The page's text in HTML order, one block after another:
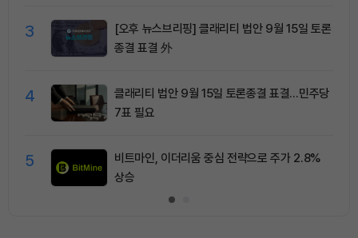
3
[오후 뉴스브리핑] 클래리티 법안 9월 15일 토론
종결 표결 外
4
클래리티 법안 9월 15일 토론종결 표결…민주당
7표 필요
5
비트마인, 이더리움 중심 전략으로 주가 2.8%
상승